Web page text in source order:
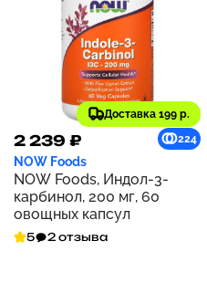
Доставка 199 р.
2 239 ₽ 224
NOW Foods
NOW Foods, Индол-3-
карбинол, 200 мг, 60
овощных капсул
5 2 отзыва